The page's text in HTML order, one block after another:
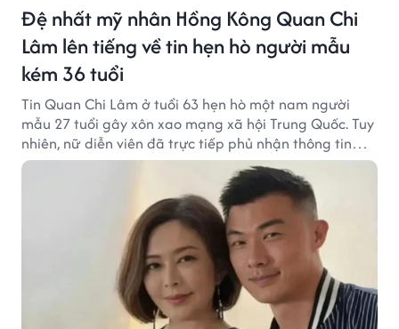
Đệ nhất mỹ nhân Hồng Kông Quan Chi
Lâm lên tiếng về tin hẹn hò người mẫu
kém 36 tuổi
Tin Quan Chi Lâm ở tuổi 63 hẹn hò một nam người
mẫu 27 tuổi gây xôn xao mạng xã hội Trung Quốc. Tuy
nhiên, nữ diễn viên đã trực tiếp phủ nhận thông tin
này.